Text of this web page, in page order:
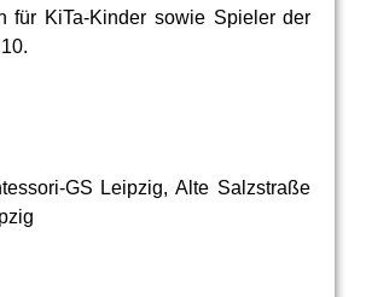
für KiTa-Kinder sowie Spieler der
GS Leipzig, Alte Salzstraße